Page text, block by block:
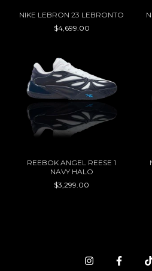
NIKE LEBRON 23 LEBRONTO
$4,699.00
REEBOK ANGEL REESE 1
NAVY HALO
$3,299.00